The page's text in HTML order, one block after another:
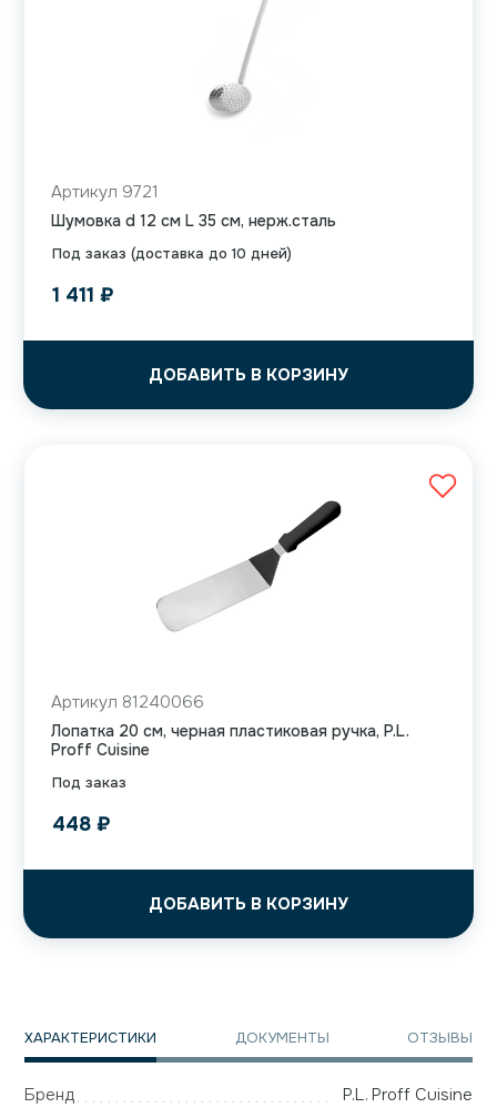
Под заказ (доставка до 10 дней)
Артикул 9721
Шумовка d 12 см L 35 см, нерж.сталь
1 411 ₽
ДОБАВИТЬ В КОРЗИНУ
Под заказ
Артикул 81240066
Лопатка 20 см, черная пластиковая ручка, P.L.
Proff Cuisine
448 ₽
ДОБАВИТЬ В КОРЗИНУ
ХАРАКТЕРИСТИКИ ДОКУМЕНТЫ ОТЗЫВЫ
Бренд
P.L. Proff Cuisine